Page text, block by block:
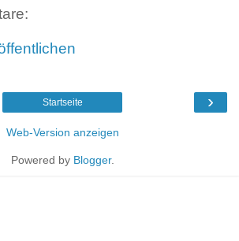
›
Startseite
Web-Version anzeigen
Powered by Blogger.